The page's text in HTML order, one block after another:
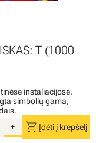
T (1000
instaliacijose.
simbolių gama,
+ shopping_cart Įdėti į krepšelį